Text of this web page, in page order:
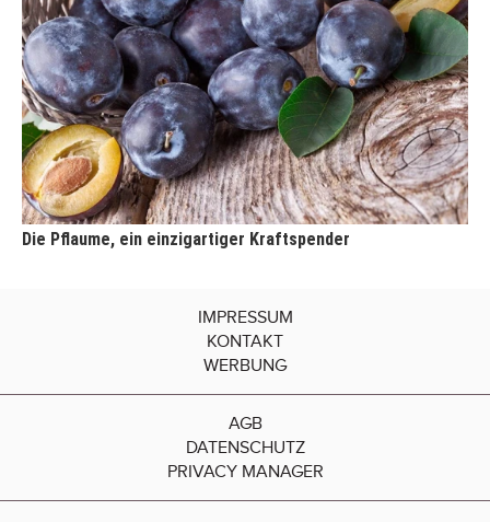
Die Pflaume, ein einzigartiger Kraftspender
IMPRESSUM
KONTAKT
WERBUNG
AGB
DATENSCHUTZ
PRIVACY MANAGER